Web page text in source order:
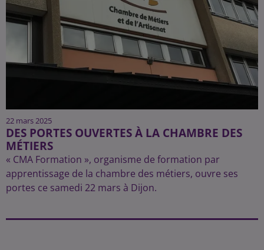
22 mars 2025
DES PORTES OUVERTES À LA CHAMBRE DES
MÉTIERS
« CMA Formation », organisme de formation par
apprentissage de la chambre des métiers, ouvre ses
portes ce samedi 22 mars à Dijon.